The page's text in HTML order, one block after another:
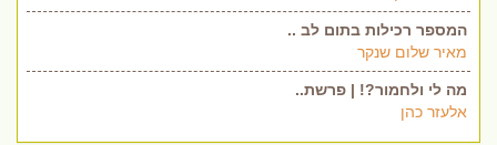
המספר רכילות בתום לב ..
מאיר שלום שנקר
מה לי ולחמור?! | פרשת..
אלעזר כהן